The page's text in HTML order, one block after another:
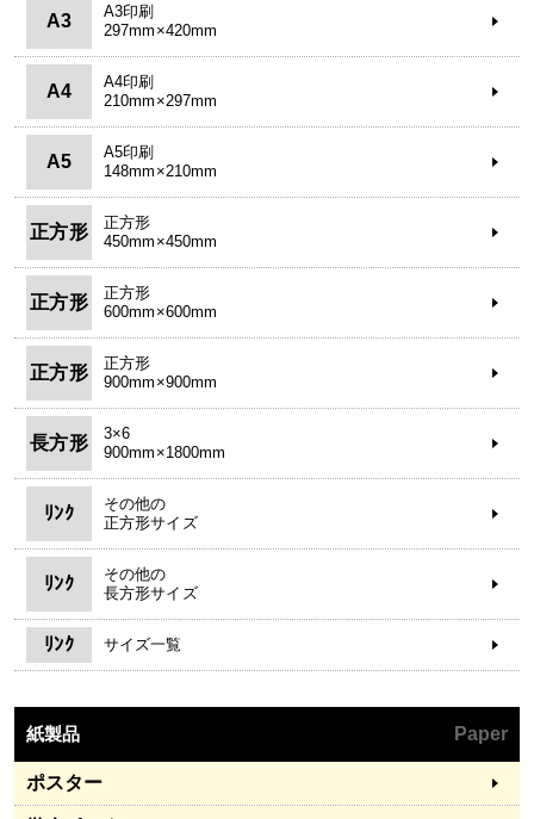
A3
A3印刷
297mm×420mm
A4
A4印刷
210mm×297mm
A5
A5印刷
148mm×210mm
正方形
正方形
450mm×450mm
正方形
正方形
600mm×600mm
正方形
正方形
900mm×900mm
長方形
3×6
900mm×1800mm
ﾘﾝｸ
その他の
正方形サイズ
ﾘﾝｸ
その他の
長方形サイズ
ﾘﾝｸ サイズ一覧
紙製品 Paper
ポスター